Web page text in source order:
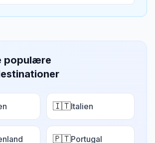
populære
🇮🇹Italien
🇵🇹Portugal